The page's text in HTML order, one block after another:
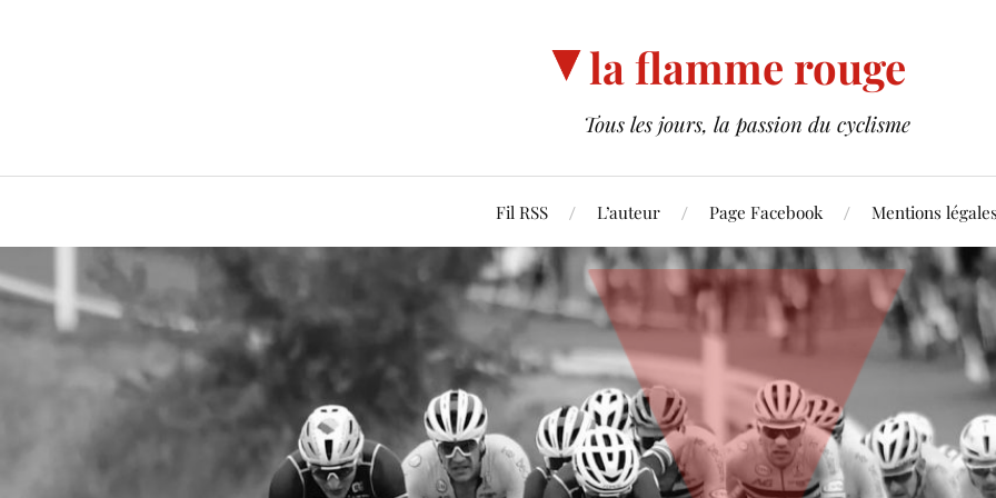
la flamme rouge
Tous les jours, la passion du cyclisme
Fil RSS L’auteur Page Facebook Mentions